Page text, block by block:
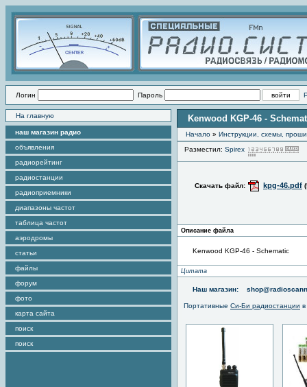
Логин Пароль
На главную
наш магазин радио
объявления
радиорейтинг
радиостанции
радиоприемники
диапазоны частот
таблица частот
аэродромы
статьи
файлы
форум
фото
карта сайта
поиск
поиск
Kenwood KGP-46 -
Начало » Инструкции, схемы,
Разместил: Spirex
Скачать файл: kpg-46.pdf
Описание файла
Kenwood KGP-46 - Schematic
Цитата
Наш магазин:
Портативные Си-Би радиостанции